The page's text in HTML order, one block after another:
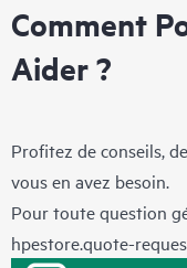
Comment
Aider ?
Profitez de conseils,
vous en avez besoin.
Pour toute question
hpestore.quote-